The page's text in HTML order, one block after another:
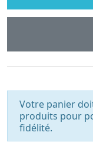
Votre panier
produits pour
fidélité.